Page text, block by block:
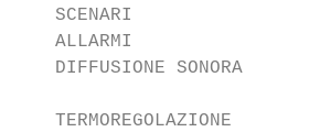
SCENARI
ALLARMI
DIFFUSIONE SONORA
TERMOREGOLAZIONE